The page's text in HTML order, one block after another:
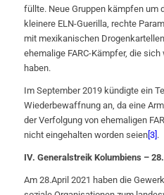
füllte. Neue Gruppen kämpfen um
kleinere ELN-Guerilla, rechte
mit mexikanischen
ehemalige FARC-Kämpfer, die
haben.
Im September 2019 kündigte ein
Wiederbewaffnung an, da eine
der Verfolgung von ehemaligen
nicht eingehalten worden seien[3].
IV. Generalstreik Kolumbiens –
Am 28.April 2021 haben die